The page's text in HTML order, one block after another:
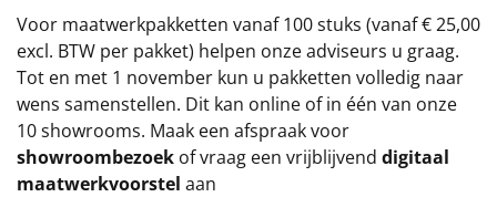
Voor maatwerkpakketten vanaf 100 stuks (vanaf € 25,00
excl. BTW per pakket) helpen onze adviseurs u graag.
Tot en met 1 november kun u pakketten volledig naar
wens samenstellen. Dit kan online of in één van onze
10 showrooms. Maak een afspraak voor
showroombezoek of vraag een vrijblijvend digitaal
maatwerkvoorstel aan